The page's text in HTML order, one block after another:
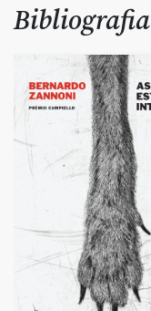
Bibliografia